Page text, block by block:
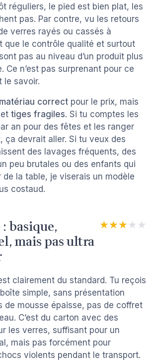
réguliers, le pied est bien plat, les
pas. Par contre, vu les retours
verres rayés ou cassés à
que le contrôle qualité et surtout
pas au niveau d’un produit plus
Ce n’est pas surprenant pour ce
le savoir.
matériau correct pour le prix, mais
et tiges fragiles. Si tu comptes les
an pour des fêtes et les ranger
ça devrait aller. Si tu veux des
des lavages fréquents, des
peu brutales ou des enfants qui
la table, je viserais un modèle
costaud.
basique,
mais pas ultra
★★★★★
★★★★★
clairement du standard. Tu reçois
simple, sans présentation
de mousse épaisse, pas de coffret
C’est du carton avec des
les verres, suffisant pour un
mais pas forcément pour
violents pendant le transport.